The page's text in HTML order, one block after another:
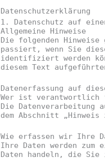
Datenschutz­erklärung
1. Datenschutz auf
Allgemeine Hinweise
Die folgenden Hinweise
passiert, wenn Sie
identifiziert werden
diesem Text
Datenerfassung auf
Wer ist verantwortlich
Die Datenverarbeitung
dem Abschnitt
Wie erfassen wir Ihre
Ihre Daten werden
Daten handeln, die Sie